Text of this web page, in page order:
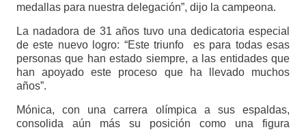
medallas para nuestra delegación”, dijo la campeona.
La nadadora de 31 años tuvo una dedicatoria especial
de este nuevo logro: “Este triunfo es para todas esas
personas que han estado siempre, a las entidades que
han apoyado este proceso que ha llevado muchos
años”.
Mónica, con una carrera olímpica a sus espaldas,
consolida aún más su posición como una figura